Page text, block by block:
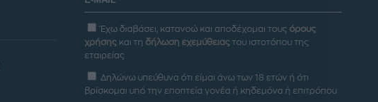
Έχω διαβάσει, κατανοώ και αποδέχομαι τους όρους
χρήσης και τη δήλωση εχεμύθειας του ιστοτόπου της
εταιρείας
Δηλώνω υπεύθυνα ότι είμαι άνω των 18 ετών ή ότι
βρίσκομαι υπό την εποπτεία γονέα ή κηδεμόνα ή επιτρόπου